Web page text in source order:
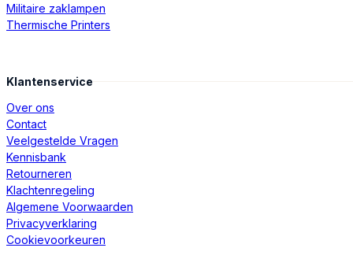
Militaire zaklampen
Thermische Printers
Klantenservice
Over ons
Contact
Veelgestelde Vragen
Kennisbank
Retourneren
Klachtenregeling
Algemene Voorwaarden
Privacyverklaring
Cookievoorkeuren